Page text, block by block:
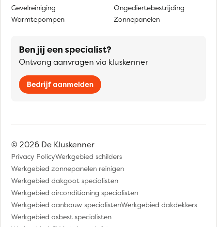
Gevelreiniging
Warmtepompen
Ongediertebestrijding
Zonnepanelen
Ben jij een specialist?
Ontvang aanvragen via kluskenner
Bedrijf aanmelden
© 2026 De Kluskenner
Privacy PolicyWerkgebied schilders
Werkgebied zonnepanelen reinigen
Werkgebied dakgoot specialisten
Werkgebied airconditioning specialisten
Werkgebied aanbouw specialistenWerkgebied dakdekkers
Werkgebied asbest specialisten